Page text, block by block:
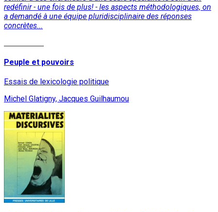
redéfinir - une fois de plus! - les aspects méthodologiques, on
a demandé à une équipe pluridisciplinaire des réponses
concrètes...
Peuple et pouvoirs
Essais de lexicologie politique
Michel Glatigny, Jacques Guilhaumou